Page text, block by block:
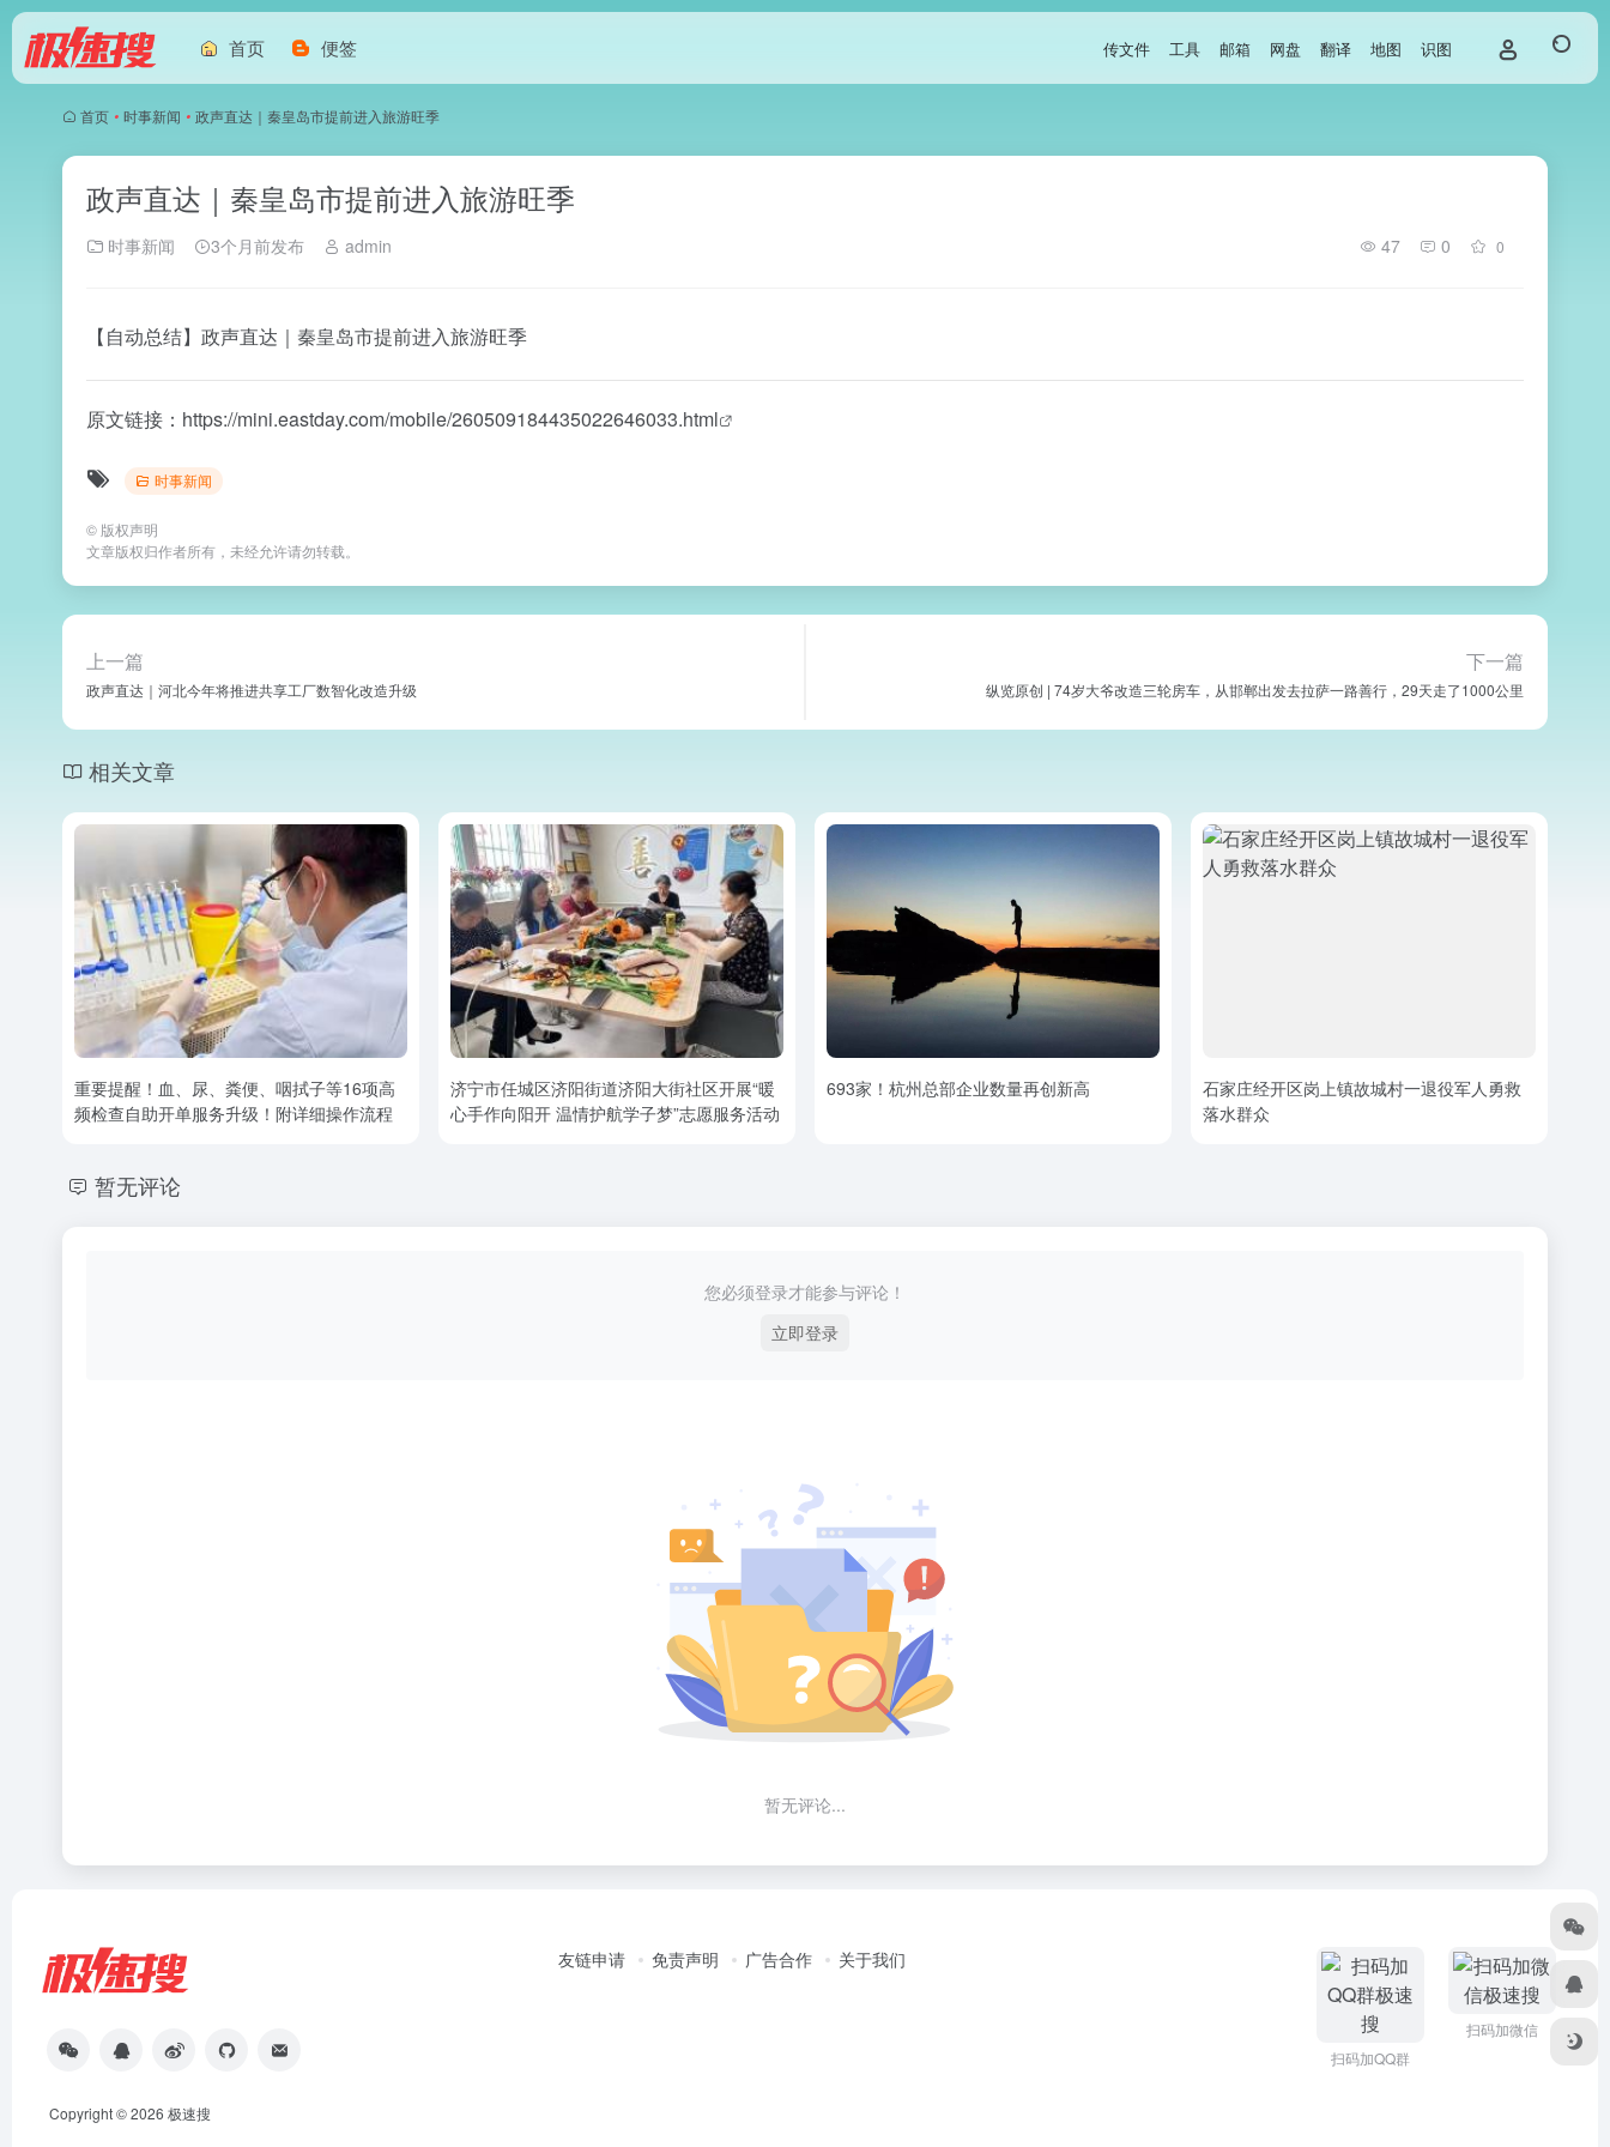
首页 便签 传文件 工具 邮箱 网盘 翻译 地图 识图
首页 • 时事新闻 • 政声直达｜秦皇岛市提前进入旅游旺季
政声直达｜秦皇岛市提前进入旅游旺季
时事新闻 3个月前发布 admin 47 0 0
【自动总结】政声直达｜秦皇岛市提前进入旅游旺季
原文链接： https://mini.eastday.com/mobile/260509184435022646033.html
时事新闻
© 版权声明
文章版权归作者所有，未经允许请勿转载。
上一篇
政声直达｜河北今年将推进共享工厂数智化改造升级
下一篇
纵览原创 | 74岁大爷改造三轮房车，从邯郸出发去拉萨一路善行，29天走了1000公里
相关文章
重要提醒！血、尿、粪便、咽拭子等16项高
频检查自助开单服务升级！附详细操作流程
济宁市任城区济阳街道济阳大街社区开展“暖
心手作向阳开 温情护航学子梦”志愿服务活动
693家！杭州总部企业数量再创新高
石家庄经开区岗上镇故城村一退役军人勇救
落水群众
暂无评论
您必须登录才能参与评论！
立即登录
暂无评论...
友链申请 免责声明 广告合作 关于我们
扫码加QQ群
扫码加微信
Copyright © 2026 极速搜